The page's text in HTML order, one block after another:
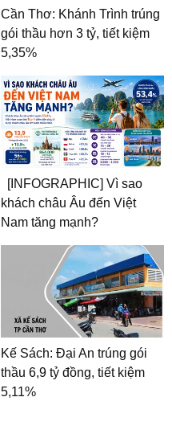
Cần Thơ: Khánh Trình trúng
gói thầu hơn 3 tỷ, tiết kiệm
5,35%
[INFOGRAPHIC] Vì sao
khách châu Âu đến Việt
Nam tăng mạnh?
Kế Sách: Đại An trúng gói
thầu 6,9 tỷ đồng, tiết kiệm
5,11%